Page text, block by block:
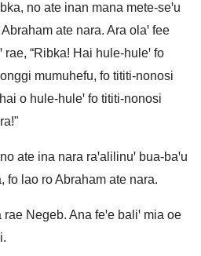
no ate inan mana mete-seꞌu
ate nara. Ara olaꞌ fee
rae, “Ribka! Hai hule-huleꞌ fo
mumuhefu, fo tititi-nonosi
o hule-huleꞌ fo tititi-nonosi
ate ina nara raꞌalilinuꞌ bua-baꞌu
fo lao ro Abraham ate nara.
Negeb. Ana feꞌe baliꞌ mia oe